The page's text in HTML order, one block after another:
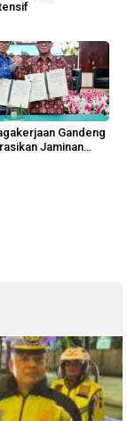
Gandeng
Jaminan